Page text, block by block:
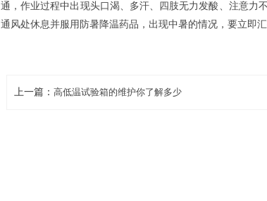
通，作业过程中出现头口渴、多汗、四肢无力发酸、注意力
通风处休息并服用防暑降温药品，出现中暑的情况，要立即
上一篇：高低温试验箱的维护你了解多少